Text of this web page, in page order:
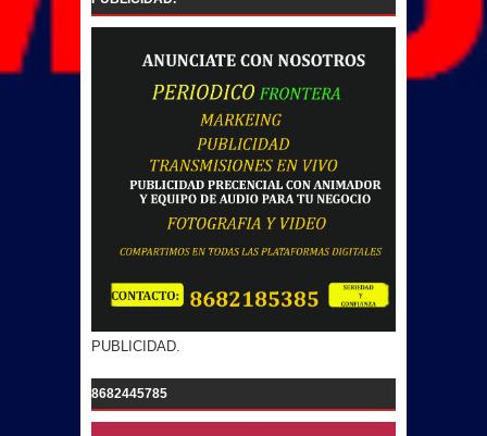
PUBLICIDAD.
8682445785